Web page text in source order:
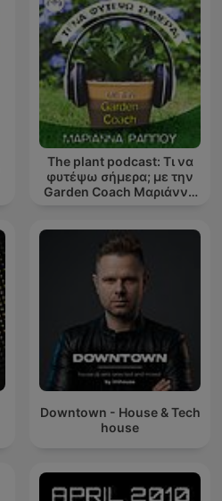
The plant podcast: Τι να
φυτέψω σήμερα; με την
Garden Coach Μαριάννα
Downtown - House & Tech
house